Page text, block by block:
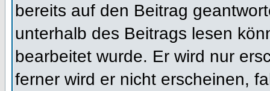
bereits auf den Beitrag
unterhalb des Beitrags lesen
bearbeitet wurde. Er wird nur
ferner wird er nicht erscheinen,